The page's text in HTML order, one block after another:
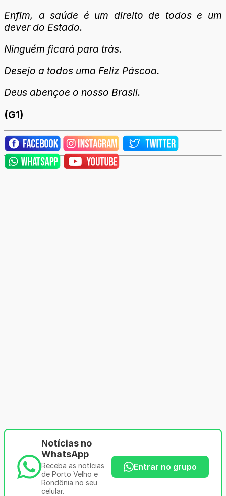
Enfim, a saúde é um direito de todos e um
dever do Estado.
Ninguém ficará para trás.
Desejo a todos uma Feliz Páscoa.
Deus abençoe o nosso Brasil.
(G1)
Notícias no
WhatsApp
Receba as notícias
de Porto Velho e
Rondônia no seu
celular.
Entrar no grupo